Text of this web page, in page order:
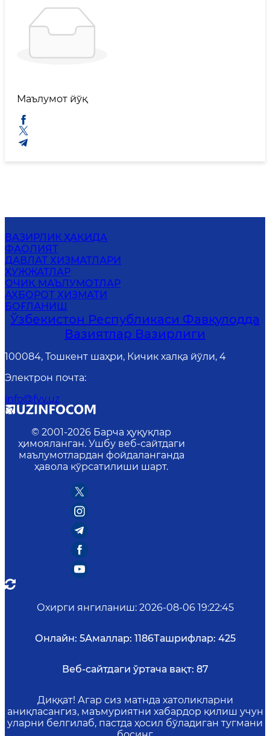
Маълумот йўқ
ВАЗИРЛИК ҲАҚИДА
ФАОЛИЯТ
ДАВЛАТ ХИЗМАТЛАРИ
ҲУЖЖАТЛАР
ОЧИҚ МАЪЛУМОТЛАР
АХБОРОТ ХИЗМАТИ
БОҒЛАНИШ
Ўзбекистон Республикаси Фавқулодда
Вазиятлар Вазирлиги
100084, Тошкент шаҳри, Кичик халқа йўли, 4
Электрон почта:
info@fvv.uz
© 2001-2026 Барча ҳуқуқлар
ҳимояланган. Ушбу веб-сайтдаги
маълумотлардан фойдаланганда
ҳавола кўрсатилиши шарт.
Охирги янгиланиш: 2026-08-06 19:22:45
Онлайн: 5Амаллар: 1186Ташрифлар: 425
Веб-сайтдаги ўртача вақт: 87
Диққат! Агар сиз матнда хатоликларни
аниқласангиз, маъмуриятни хабардор қилиш учун
уларни белгилаб, пастда ҳосил бўладиган тугмани